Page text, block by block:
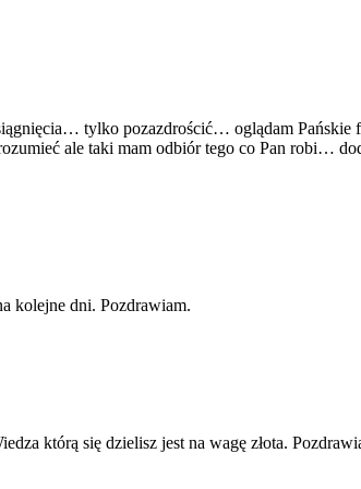
tylko pozazdrościć… oglądam Pańskie
ale taki mam odbiór tego co Pan robi…
kolejne dni. Pozdrawiam.
którą się dzielisz jest na wagę złota.